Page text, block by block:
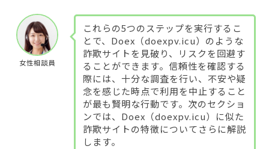
女性相談員
これらの5つのステップを実行するこ
とで、Doex（doexpv.icu）のような
詐欺サイトを見破り、リスクを回避す
ることができます。信頼性を確認する
際には、十分な調査を行い、不安や疑
念を感じた時点で利用を中止すること
が最も賢明な行動です。次のセクショ
ンでは、Doex（doexpv.icu）に似た
詐欺サイトの特徴についてさらに解説
します。